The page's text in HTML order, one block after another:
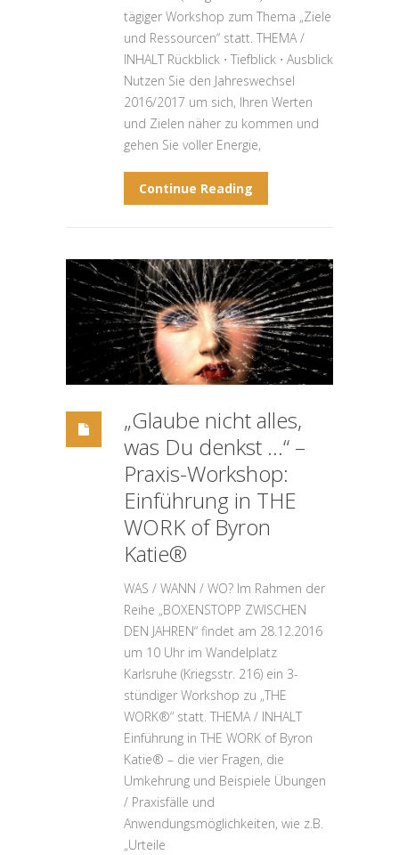
tägiger Workshop zum Thema „Ziele
und Ressourcen“ statt. THEMA /
INHALT Rückblick ⋅ Tiefblick ⋅ Ausblick
Nutzen Sie den Jahreswechsel
2016/2017 um sich, Ihren Werten
und Zielen näher zu kommen und
gehen Sie voller Energie,
Continue Reading
„Glaube nicht alles,
was Du denkst …“ –
Praxis-Workshop:
Einführung in THE
WORK of Byron
Katie®
WAS / WANN / WO? Im Rahmen der
Reihe „BOXENSTOPP ZWISCHEN
DEN JAHREN“ findet am 28.12.2016
um 10 Uhr im Wandelplatz
Karlsruhe (Kriegsstr. 216) ein 3-
stündiger Workshop zu „THE
WORK®“ statt. THEMA / INHALT
Einführung in THE WORK of Byron
Katie® – die vier Fragen, die
Umkehrung und Beispiele Übungen
/ Praxisfälle und
Anwendungsmöglichkeiten, wie z.B.
„Urteile